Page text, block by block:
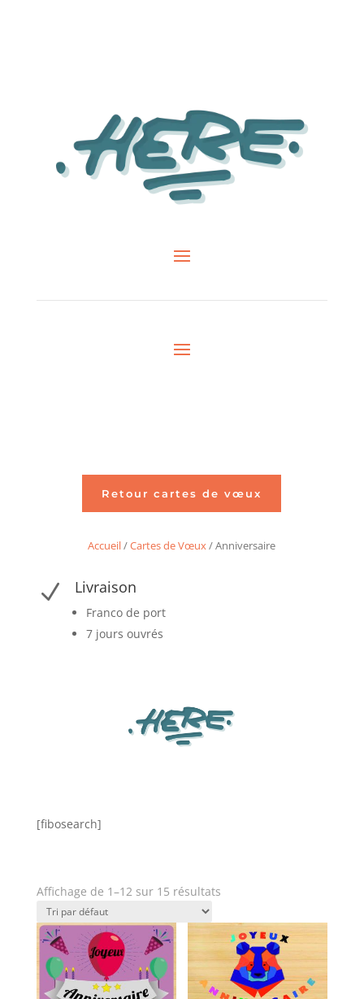
Retour cartes de vœux
Accueil/Cartes de Vœux/ Anniversaire
N Livraison
Franco de port
7 jours ouvrés
[fibosearch]
Affichage de 1–12 sur 15 résultats